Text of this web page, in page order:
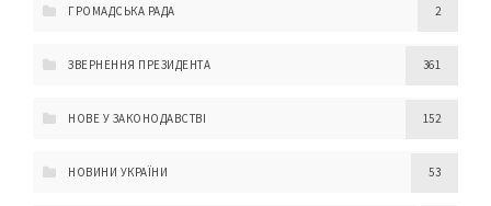
ГРОМАДСЬКА РАДА 2
ЗВЕРНЕННЯ ПРЕЗИДЕНТА 361
НОВЕ У ЗАКОНОДАВСТВІ 152
НОВИНИ УКРАЇНИ 53